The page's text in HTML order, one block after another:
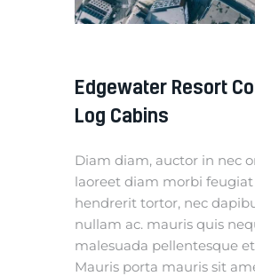
Edgewater Resort
Log Cabins
Diam diam, auctor in nec
laoreet diam morbi
hendrerit tortor, nec
nullam ac. mauris quis
malesuada pellentesque
Mauris porta mauris sit